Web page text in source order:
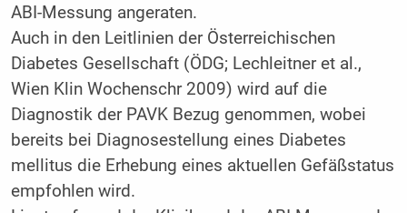
ABI-Messung angeraten.
Auch in den Leitlinien der Österreichischen
Diabetes Gesellschaft (ÖDG; Lechleitner et al.,
Wien Klin Wochenschr 2009) wird auf die
Diagnostik der PAVK Bezug genommen, wobei
bereits bei Diagnosestellung eines Diabetes
mellitus die Erhebung eines aktuellen Gefäßstatus
empfohlen wird.